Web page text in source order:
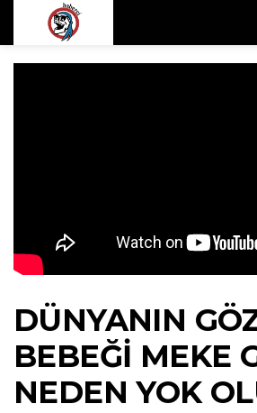
DÜNYANIN
BEBEĞI MEKE
NEDEN YOK